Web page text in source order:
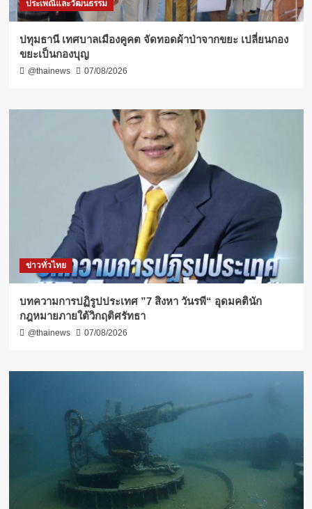
ประเพณีและวัฒนธรรม
ปทุมธานี เทศบาลเมืองคูคต จัดทอดผ้าป่าจากขยะ เปลี่ยนกอง
ขยะเป็นกองบุญ
@thainews 07/08/2026
ข่าวทั่วไทย
บทความการปฏิรูปประเทศ ”7 สิงหา วันรพี“ อุดมคตินัก
กฎหมายภายใต้วิกฤติศรัทธา
@thainews 07/08/2026